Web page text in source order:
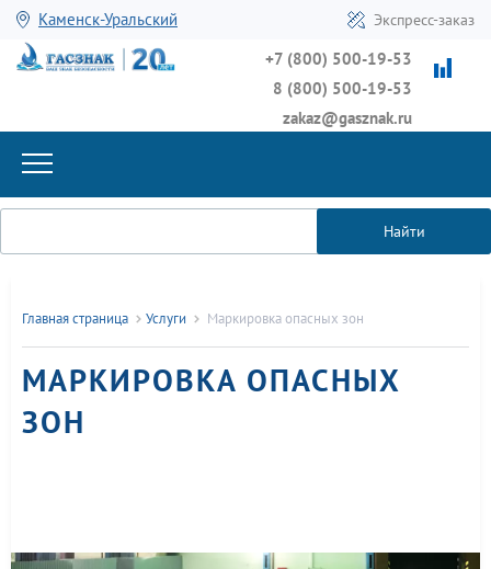
Каменск-Уральский Экспресс-заказ
+7 (800) 500-19-53
8 (800) 500-19-53
zakaz@gasznak.ru
Найти
Главная страница Услуги Маркировка опасных зон
МАРКИРОВКА ОПАСНЫХ
ЗОН